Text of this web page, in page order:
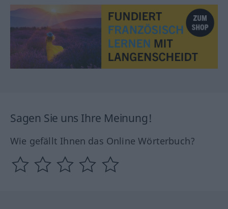
Sagen Sie uns Ihre Meinung!
Wie gefällt Ihnen das Online Wörterbuch?